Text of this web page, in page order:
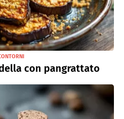
con pangrattato